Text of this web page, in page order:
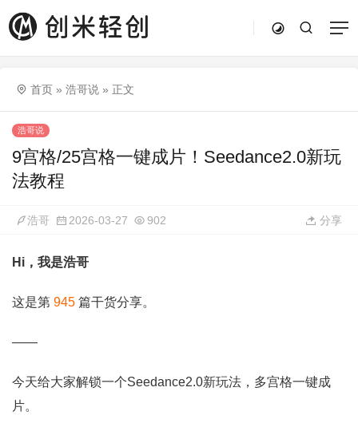
首页 » 浩哥说 » 正文
浩哥说
9宫格/25宫格一键成片！Seedance2.0新玩
法教程
浩哥 2026-03-27 902 分享
Hi，我是浩哥
这是第 945 篇干货分享。
——
今天给大家解锁一个Seedance2.0新玩法，多宫格一键成
片。